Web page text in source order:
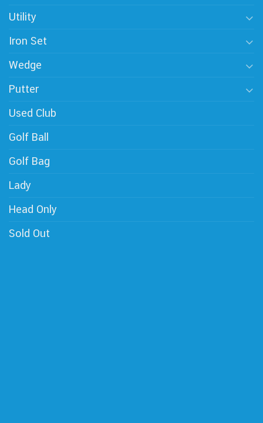
Utility
Iron Set
Wedge
Putter
Used Club
Golf Ball
Golf Bag
Lady
Head Only
Sold Out